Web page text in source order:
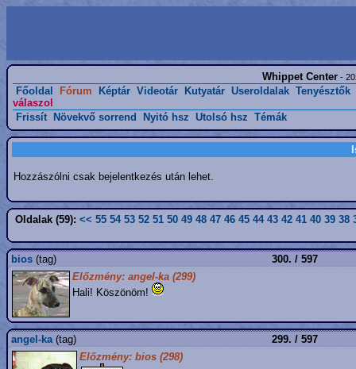
Whippet Center-
Főoldal Fórum Képtár Videotár Kutyatár Useroldalak Tenyésztők
válaszol
Frissít
Növekvő sorrend Nyitó hsz Utolsó hsz Témák
Hozzászólni csak bejelentkezés után lehet.
Oldalak (59): << 55 54 53 52 51 50 49 48 47 46 45 44 43 42 41 40 39 38
bios (tag)
300. / 597
Előzmény: angel-ka (299)
Hali! Köszönöm!
angel-ka(tag)
299. / 597
Előzmény: bios (298)